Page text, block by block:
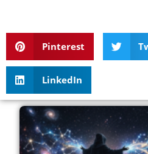
Pinterest
LinkedIn